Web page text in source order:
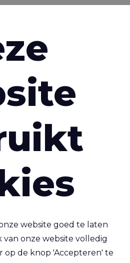
Flexibele, lasbare,
luchtdichte TPU-folie (ether)
website goed te laten
onze website volledig
op de knop 'Accepteren' te